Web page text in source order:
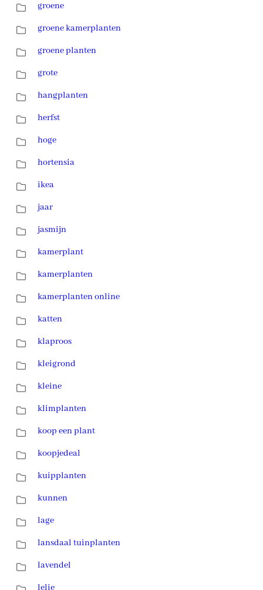
groene
groene kamerplanten
groene planten
grote
hangplanten
herfst
hoge
hortensia
ikea
jaar
jasmijn
kamerplant
kamerplanten
kamerplanten online
katten
klaproos
kleigrond
kleine
klimplanten
koop een plant
koopjedeal
kuipplanten
kunnen
lage
lansdaal tuinplanten
lavendel
lelie